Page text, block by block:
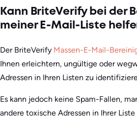
Kann BriteVerify bei der
meiner E-Mail-Liste
Der BriteVerify Massen-E-Mail-
Ihnen erleichtern, ungültige oder
Adressen in Ihren Listen zu
Es kann jedoch keine Spam-Fallen,
andere toxische Adressen in Ihrer